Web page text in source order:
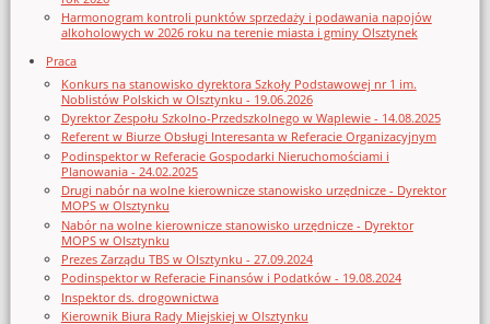
Harmonogram kontroli punktów sprzedaży i podawania napojów
alkoholowych w 2026 roku na terenie miasta i gminy Olsztynek
Praca
Konkurs na stanowisko dyrektora Szkoły Podstawowej nr 1 im.
Noblistów Polskich w Olsztynku - 19.06.2026
Dyrektor Zespołu Szkolno-Przedszkolnego w Waplewie - 14.08.2025
Referent w Biurze Obsługi Interesanta w Referacie Organizacyjnym
Podinspektor w Referacie Gospodarki Nieruchomościami i
Planowania - 24.02.2025
Drugi nabór na wolne kierownicze stanowisko urzędnicze - Dyrektor
MOPS w Olsztynku
Nabór na wolne kierownicze stanowisko urzędnicze - Dyrektor
MOPS w Olsztynku
Prezes Zarządu TBS w Olsztynku - 27.09.2024
Podinspektor w Referacie Finansów i Podatków - 19.08.2024
Inspektor ds. drogownictwa
Kierownik Biura Rady Miejskiej w Olsztynku